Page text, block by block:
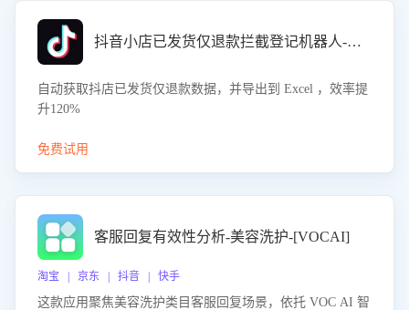
抖音小店已发货仅退款拦截登记机器人-八爪鱼
自动获取抖店已发货仅退款数据，并导出到 Excel ，效率提
升120%
免费试用
客服回复有效性分析-美容洗护-[VOCAI]
淘宝 | 京东 | 抖音 | 快手
这款应用聚焦美容洗护类目客服回复场景，依托 VOC AI 智